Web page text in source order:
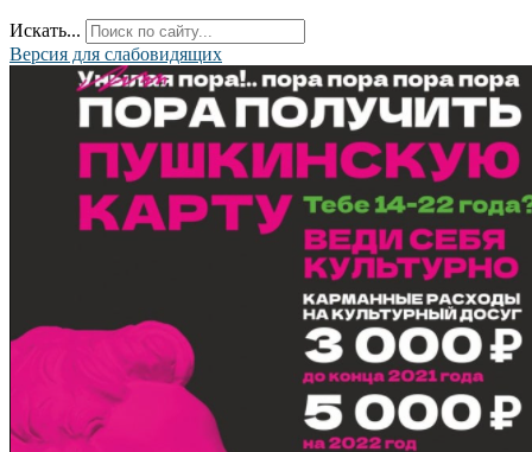
Искать...
Версия для слабовидящих